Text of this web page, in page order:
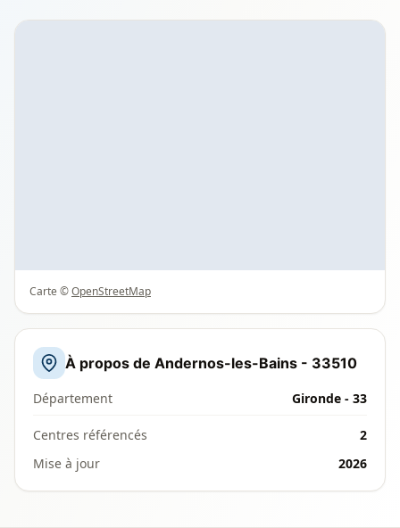
Carte ©OpenStreetMap
À propos de Andernos-les-Bains - 33510
Département Gironde - 33
Centres référencés
2
Mise à jour
2026